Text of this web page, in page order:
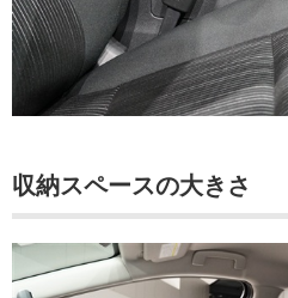
収納スペースの大きさ